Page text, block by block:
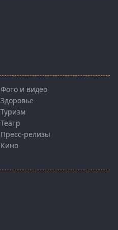
Фото и видео
Здоровье
Туризм
Театр
Пресс-релизы
Кино